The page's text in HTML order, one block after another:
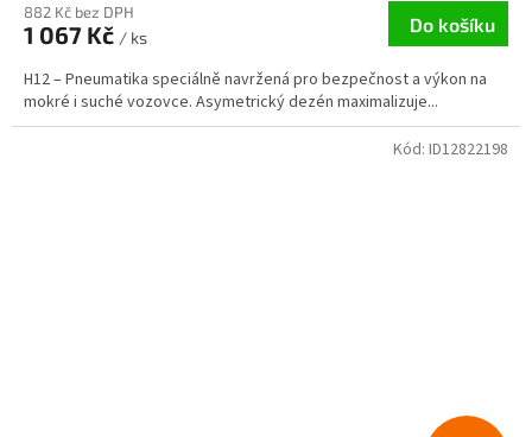
882 Kč bez DPH
1 067 Kč / ks
Do košíku
H12 – Pneumatika speciálně navržená pro bezpečnost a výkon na
mokré i suché vozovce. Asymetrický dezén maximalizuje...
Kód: ID12822198